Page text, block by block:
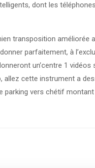
dont les
transposition améliorée
parfaitement, à
un’centre 1
allez cette instrument a
vers chétif